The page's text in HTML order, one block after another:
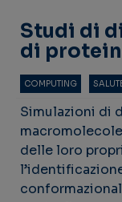
Studi di
di
COMPUTING
Simulazioni di
delle loro